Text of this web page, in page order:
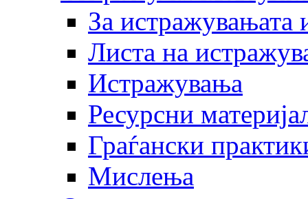
За истражувањата
Листа на
Истражувања
Ресурсни
Граѓански
Мислења